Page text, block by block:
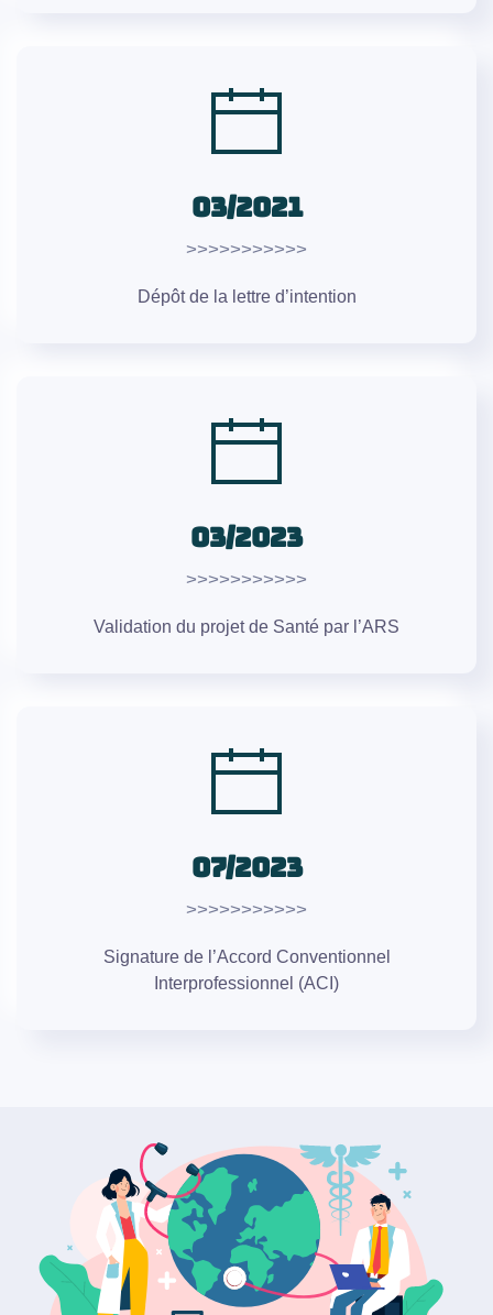
03/2021
>>>>>>>>>>>
Dépôt de la lettre d’intention
03/2023
>>>>>>>>>>>
Validation du projet de Santé par l’ARS
07/2023
>>>>>>>>>>>
Signature de l’Accord Conventionnel
Interprofessionnel (ACI)